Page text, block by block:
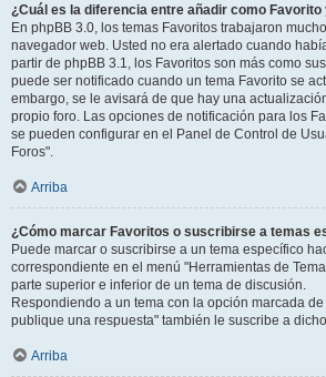
¿Cuál es la diferencia entre añadir como
En phpBB 3.0, los temas Favoritos trabajaron
navegador web. Usted no era alertado cuando
partir de phpBB 3.1, los Favoritos son más como
puede ser notificado cuando un tema Favorito se
embargo, se le avisará de que hay una
propio foro. Las opciones de notificación para los
se pueden configurar en el Panel de Control de
Foros".
Arriba
¿Cómo marcar Favoritos o suscribirse a temas
Puede marcar o suscribirse a un tema específico
correspondiente en el menú "Herramientas de
parte superior e inferior de un tema de discusión.
Respondiendo a un tema con la opción marcada
publique una respuesta" también le suscribe a
Arriba